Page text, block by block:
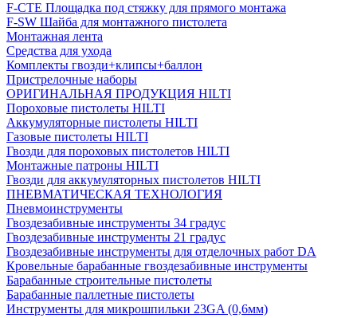
F-CTE Площадка под стяжку для прямого монтажа
F-SW Шайба для монтажного пистолета
Монтажная лента
Средства для ухода
Комплекты гвозди+клипсы+баллон
Пристрелочные наборы
ОРИГИНАЛЬНАЯ ПРОДУКЦИЯ HILTI
Пороховые пистолеты HILTI
Аккумуляторные пистолеты HILTI
Газовые пистолеты HILTI
Гвозди для пороховых пистолетов HILTI
Монтажные патроны HILTI
Гвозди для аккумуляторных пистолетов HILTI
ПНЕВМАТИЧЕСКАЯ ТЕХНОЛОГИЯ
Пневмоинструменты
Гвоздезабивные инструменты 34 градус
Гвоздезабивные инструменты 21 градус
Гвоздезабивные инструменты для отделочных работ DA
Кровельные барабанные гвоздезабивные инструменты
Барабанные строительные пистолеты
Барабанные паллетные пистолеты
Инструменты для микрошпильки 23GA (0,6мм)